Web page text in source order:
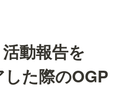
活動報告を
た際のOGP